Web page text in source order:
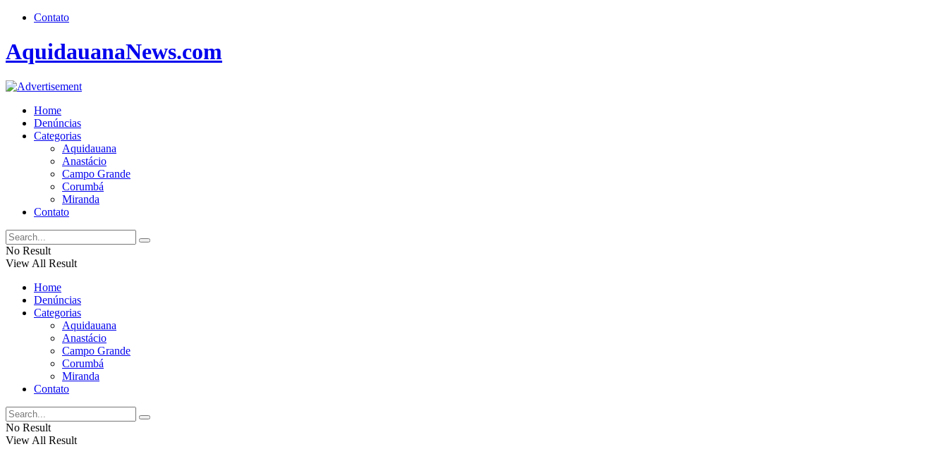
Contato
AquidauanaNews.com
Home
Denúncias
Categorias
Aquidauana
Anastácio
Campo Grande
Corumbá
Miranda
Contato
No Result
View All Result
Home
Denúncias
Categorias
Aquidauana
Anastácio
Campo Grande
Corumbá
Miranda
Contato
No Result
View All Result